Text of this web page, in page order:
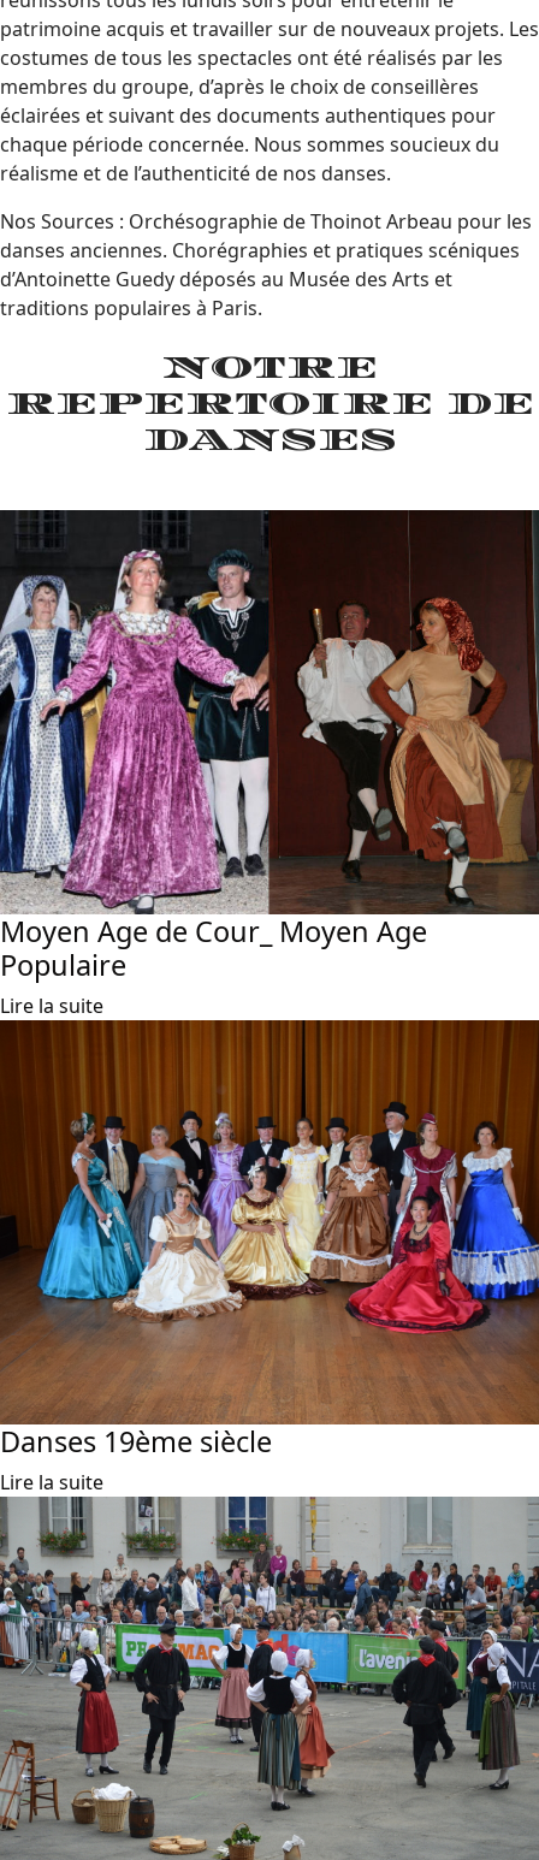
patrimoine acquis et travailler sur de nouveaux projets. Les
costumes de tous les spectacles ont été réalisés par les
membres du groupe, d’après le choix de conseillères
éclairées et suivant des documents authentiques pour
chaque période concernée. Nous sommes soucieux du
réalisme et de l’authenticité de nos danses.
Nos Sources : Orchésographie de Thoinot Arbeau pour les
danses anciennes. Chorégraphies et pratiques scéniques
d’Antoinette Guedy déposés au Musée des Arts et
traditions populaires à Paris.
NOTRE
REPERTOIRE DE
DANSES
Moyen Age de Cour_ Moyen Age
Populaire
Lire la suite
Danses 19ème siècle
Lire la suite